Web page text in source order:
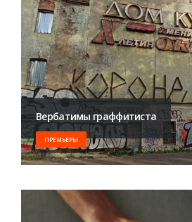
Вербатимы граффитиста
ПРЕМЬЕРЫ